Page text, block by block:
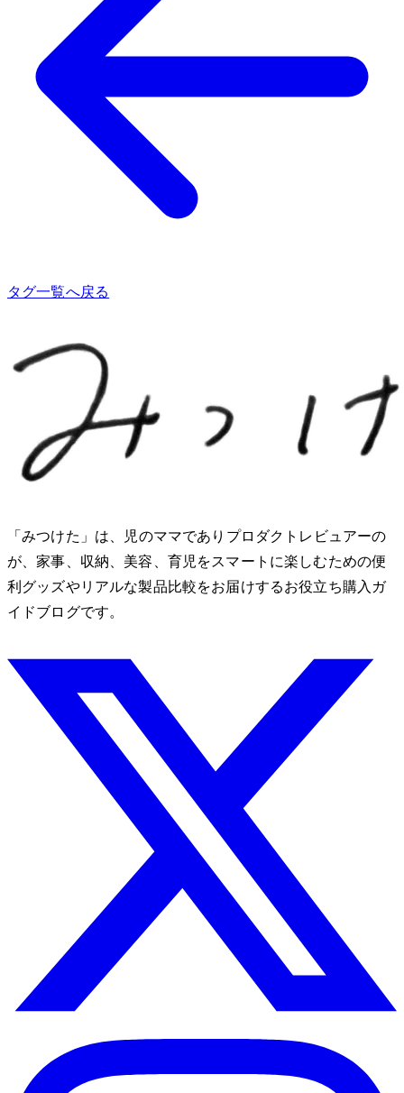
タグ一覧へ戻る
「みつけた」は、2児のママでありプロダクトレビュアーのMio
が、家事、収納、美容、育児をスマートに楽しむための便
利グッズやリアルな製品比較をお届けするお役立ち購入ガ
イドブログです。